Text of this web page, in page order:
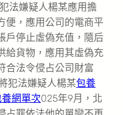
法嫌疑人楊某應用擔
便，應用公司的電商平
戶停止虛偽充值，隨后
給貨物，應用其虛偽充
合法令侵占公司財富
犯法嫌疑人楊某包養
網單次025年9月，北